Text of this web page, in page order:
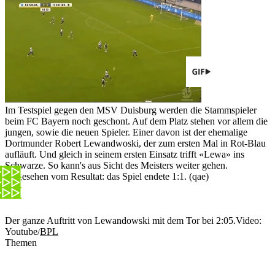
Im Testspiel gegen den MSV Duisburg werden die Stammspieler
beim FC Bayern noch geschont. Auf dem Platz stehen vor allem die
jungen, sowie die neuen Spieler. Einer davon ist der ehemalige
Dortmunder Robert Lewandwoski, der zum ersten Mal in Rot-Blau
aufläuft. Und gleich in seinem ersten Einsatz trifft «Lewa» ins
Schwarze. So kann's aus Sicht des Meisters weiter gehen.
Abgesehen vom Resultat: das Spiel endete 1:1. (qae)
Der ganze Auftritt von Lewandowski mit dem Tor bei 2:05.Video:
Youtube/BPL
Themen